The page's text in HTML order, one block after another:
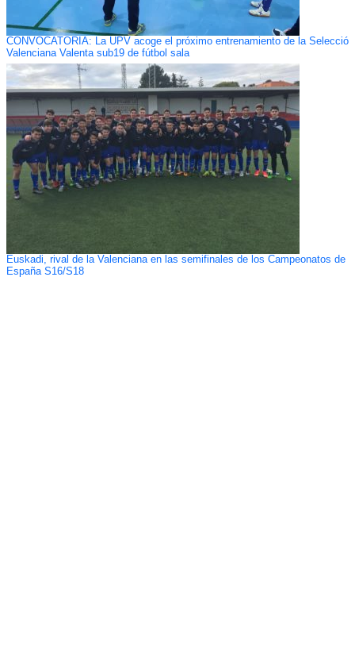
CONVOCATORIA: La UPV acoge el próximo entrenamiento de la Selecció
Valenciana Valenta sub19 de fútbol sala
Euskadi, rival de la Valenciana en las semifinales de los Campeonatos de
España S16/S18